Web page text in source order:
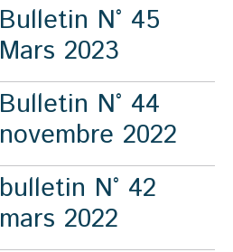
Bulletin N° 45
Mars 2023
Bulletin N° 44
novembre 2022
bulletin N° 42
mars 2022